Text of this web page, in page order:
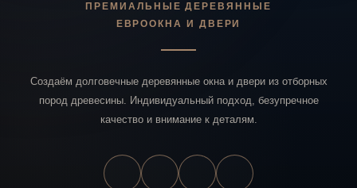
ПРЕМИАЛЬНЫЕ ДЕРЕВЯННЫЕ
ЕВРООКНА И ДВЕРИ
Создаём долговечные деревянные окна и двери из отборных
пород древесины. Индивидуальный подход, безупречное
качество и внимание к деталям.